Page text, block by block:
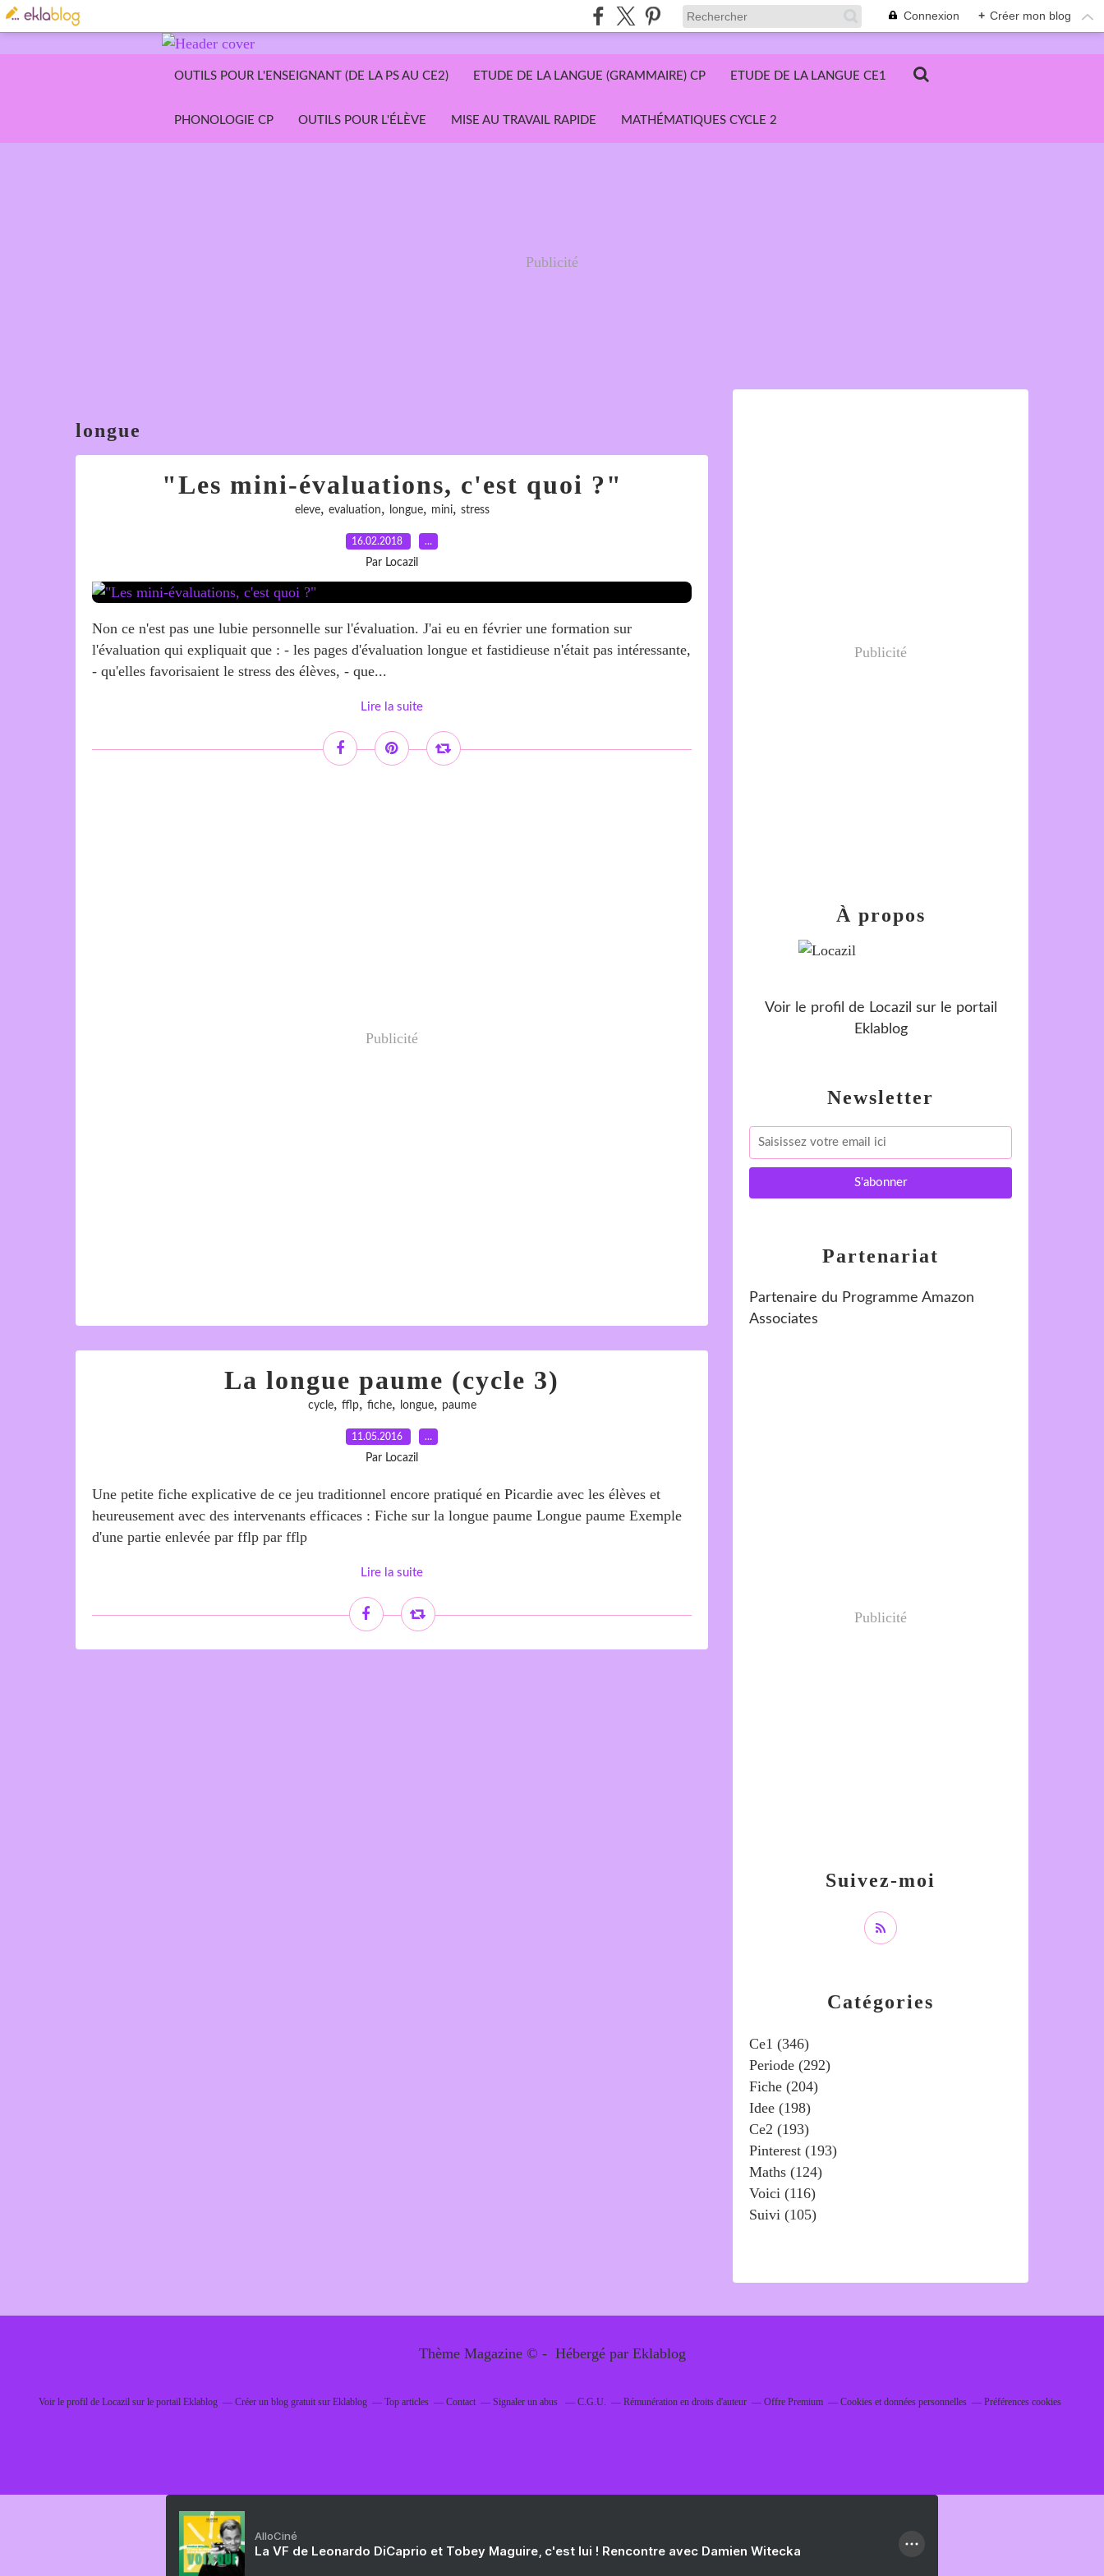
Connexion + Créer mon blog
OUTILS POUR L'ENSEIGNANT (DE LA PS AU CE2) ETUDE DE LA LANGUE (GRAMMAIRE) CP ETUDE DE LA LANGUE CE1
PHONOLOGIE CP OUTILS POUR L'ÉLÈVE MISE AU TRAVAIL RAPIDE MATHÉMATIQUES CYCLE 2
Publicité
longue
"Les mini-évaluations, c'est quoi ?"
eleve, evaluation, longue, mini, stress
16.02.2018 …
Par Locazil
Non ce n'est pas une lubie personnelle sur l'évaluation. J'ai eu en février une formation sur
l'évaluation qui expliquait que : - les pages d'évaluation longue et fastidieuse n'était pas intéressante,
- qu'elles favorisaient le stress des élèves, - que...
Lire la suite
Publicité
La longue paume (cycle 3)
cycle, fflp, fiche, longue, paume
11.05.2016 …
Par Locazil
Une petite fiche explicative de ce jeu traditionnel encore pratiqué en Picardie avec les élèves et
heureusement avec des intervenants efficaces : Fiche sur la longue paume Longue paume Exemple
d'une partie enlevée par fflp par fflp
Lire la suite
Newsletter
Publicité
Catégories
Ce1 (346)
Periode (292)
Fiche (204)
Idee (198)
Ce2 (193)
Pinterest (193)
Maths (124)
Voici (116)
Suivi (105)
Suivez-moi
À propos
Voir le profil de Locazil sur le portail
Eklablog
Partenariat
Partenaire du Programme Amazon
Associates
Publicité
Thème Magazine © - Hébergé par Eklablog
Voir le profil de Locazilsur le portail Eklablog Créer un blog gratuit sur Eklablog Top articles Contact Signaler un abus C.G.U. Rémunération en droits d'auteur Offre Premium Cookies et données personnelles Préférences cookies
AlloCiné
La VF de Leonardo DiCaprio et Tobey Maguire, c'est lui ! Rencontre avec Damien Witecka